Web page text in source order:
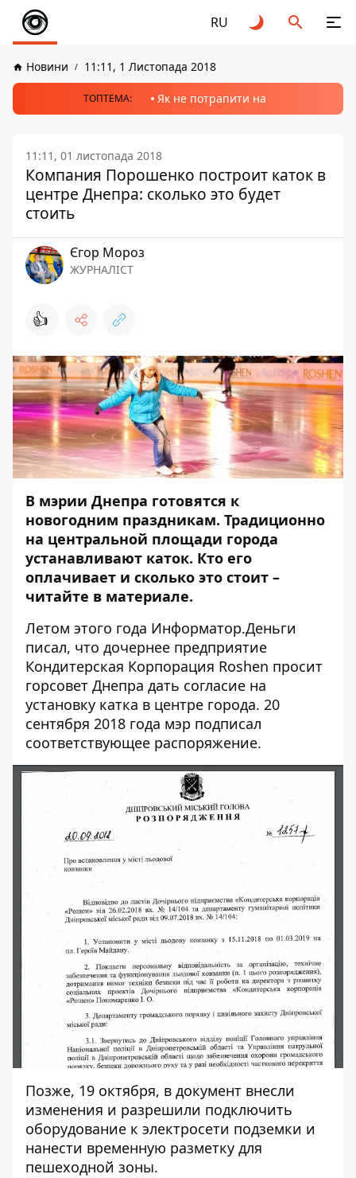
RU
Новини 11:11, 1 Листопада 2018
ТОПТЕМА: Як не потрапити на
11:11, 01 листопада 2018
Компания Порошенко построит каток в
центре Днепра: сколько это будет
стоить
Єгор Мороз
ЖУРНАЛІСТ
👍
В мэрии Днепра готовятся к
новогодним праздникам. Традиционно
на центральной площади города
устанавливают каток. Кто его
оплачивает и сколько это стоит –
читайте в материале.
Летом этого года Информатор.Деньги
писал, что дочернее предприятие
Кондитерская Корпорация Roshen просит
горсовет Днепра дать согласие на
установку катка в центре города. 20
сентября 2018 года мэр подписал
соответствующее распоряжение.
Позже, 19 октября, в документ внесли
изменения и разрешили подключить
оборудование к электросети подземки и
нанести временную разметку для
пешеходной зоны.